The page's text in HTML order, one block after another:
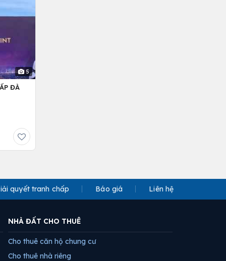
5
ĐÀ
quyết tranh chấp Báo giá Liên hệ
NHÀ ĐẤT CHO THUÊ
Cho thuê căn hộ chung cư
Cho thuê nhà riêng